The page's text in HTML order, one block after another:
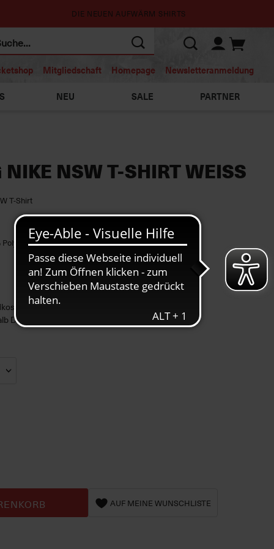
DIE NEUEN AUFWÄRM SHIRTS
Mitgliedschaft Homepage Newsletteranmeldung
NEU SALE PARTNER
NIKE NSW T-SHIRT WEISS
T-Shirt
Polyester
DE)
AUF MEINE WUNSCHLISTE